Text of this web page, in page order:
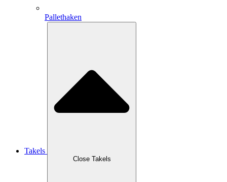
Pallethaken
Takels
Close Takels